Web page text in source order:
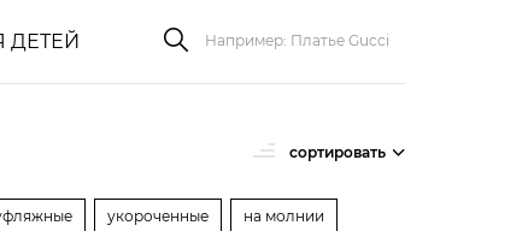
ДЕТЕЙ
сортировать
укороченные на молнии